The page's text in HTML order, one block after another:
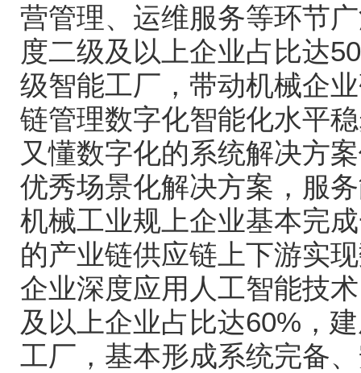
营管理、运维服务等环节
度二级及以上企业占比达
级智能工厂，带动机械企
链管理数字化智能化水平
又懂数字化的系统解决方
优秀场景化解决方案，服
机械工业规上企业基本完
的产业链供应链上下游实
企业深度应用人工智能技
及以上企业占比达60% ，
工厂，基本形成系统完备